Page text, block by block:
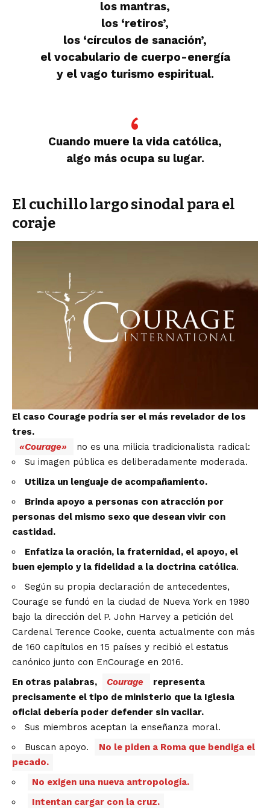
los mantras,
los ‘retiros’,
los ‘círculos de sanación’,
el vocabulario de cuerpo-energía
y el vago turismo espiritual.
Cuando muere la vida católica,
algo más ocupa su lugar.
El cuchillo largo sinodal para el
coraje
El caso Courage podría ser el más revelador de los
tres.
«Courage»
no es una milicia tradicionalista radical:
Su imagen pública es deliberadamente moderada.
Utiliza un lenguaje de acompañamiento.
Brinda apoyo a personas con atracción por
personas del mismo sexo que desean vivir con
castidad.
Enfatiza la oración, la fraternidad, el apoyo, el
buen ejemplo y la fidelidad a la doctrina católica.
Según su propia declaración de antecedentes,
Courage se fundó en la ciudad de Nueva York en 1980
bajo la dirección del P. John Harvey a petición del
Cardenal Terence Cooke, cuenta actualmente con más
de 160 capítulos en 15 países y recibió el estatus
canónico junto con EnCourage en 2016.
En otras palabras,
Courage
representa
precisamente el tipo de ministerio que la Iglesia
oficial debería poder defender sin vacilar.
Sus miembros aceptan la enseñanza moral.
Buscan apoyo.
No le piden a Roma que bendiga el
pecado.
No exigen una nueva antropología.
Intentan cargar con la cruz.